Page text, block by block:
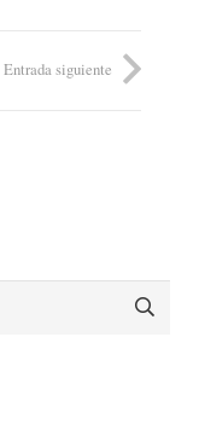
Entrada siguiente